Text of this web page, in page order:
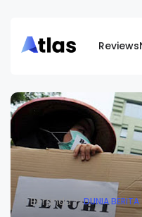
Reviews
Beranda DUNIA BERITA